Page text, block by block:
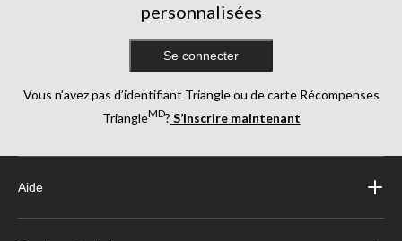
personnalisées
Se connecter
Vous n’avez pas d’identifiant Triangle ou de carte Récompenses
TriangleMD? S’inscrire maintenant
Aide